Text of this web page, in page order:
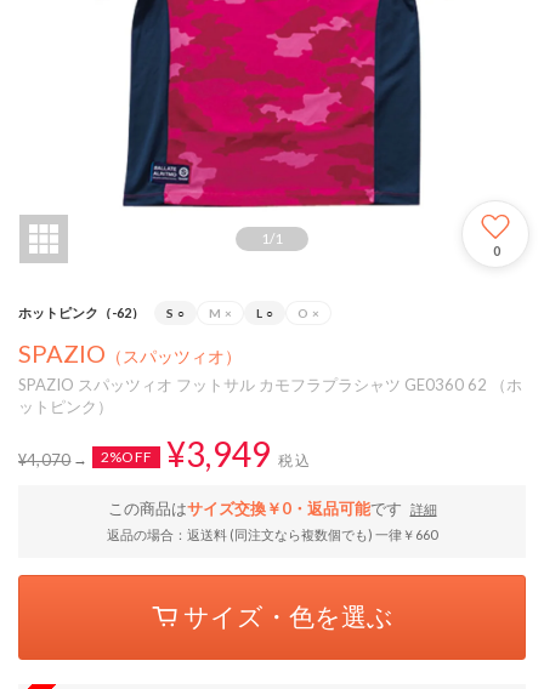
1 /1
0
ホットピンク（-62） S ○ M × L ○ O ×
SPAZIO （スパッツィオ）
SPAZIO スパッツィオ フットサル カモフラプラシャツ GE0360 62 （ホ
ットピンク）
¥4,070 2%OFF ¥3,949 税込
この商品はサイズ交換￥0・返品可能です
詳細
返品の場合：返送料 (同注文なら複数個でも) 一律￥660
サイズ・色を選ぶ